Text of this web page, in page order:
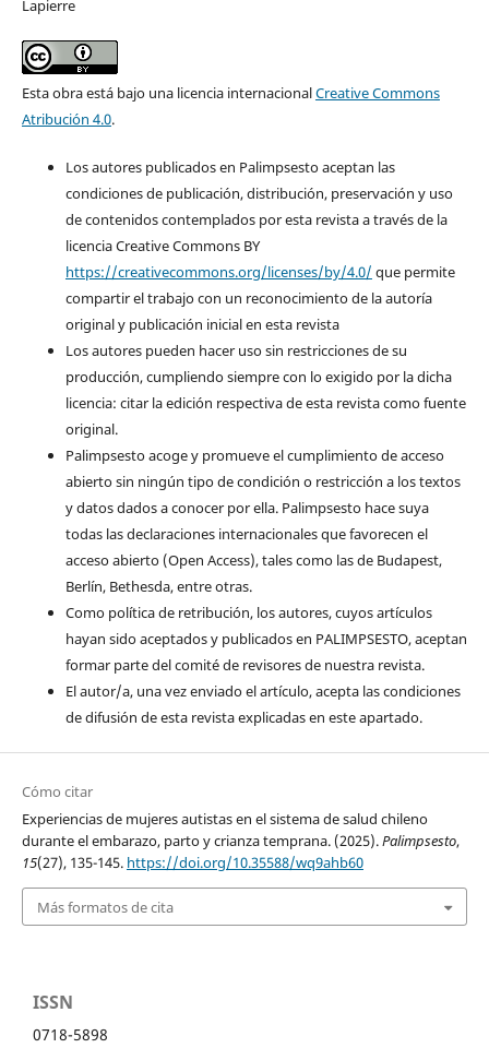
Lapierre
Esta obra está bajo una licencia internacionalCreative Commons
Atribución 4.0.
Los autores publicados en Palimpsesto aceptan las
condiciones de publicación, distribución, preservación y uso
de contenidos contemplados por esta revista a través de la
licencia Creative Commons BY
https://creativecommons.org/licenses/by/4.0/ que permite
compartir el trabajo con un reconocimiento de la autoría
original y publicación inicial en esta revista
Los autores pueden hacer uso sin restricciones de su
producción, cumpliendo siempre con lo exigido por la dicha
licencia: citar la edición respectiva de esta revista como fuente
original.
Palimpsesto acoge y promueve el cumplimiento de acceso
abierto sin ningún tipo de condición o restricción a los textos
y datos dados a conocer por ella. Palimpsesto hace suya
todas las declaraciones internacionales que favorecen el
acceso abierto (Open Access), tales como las de Budapest,
Berlín, Bethesda, entre otras.
Como política de retribución, los autores, cuyos artículos
hayan sido aceptados y publicados en PALIMPSESTO, aceptan
formar parte del comité de revisores de nuestra revista.
El autor/a, una vez enviado el artículo, acepta las condiciones
de difusión de esta revista explicadas en este apartado.
Cómo citar
Experiencias de mujeres autistas en el sistema de salud chileno
durante el embarazo, parto y crianza temprana. (2025).Palimpsesto,
15(27), 135-145. https://doi.org/10.35588/wq9ahb60
Más formatos de cita
ISSN
0718-5898